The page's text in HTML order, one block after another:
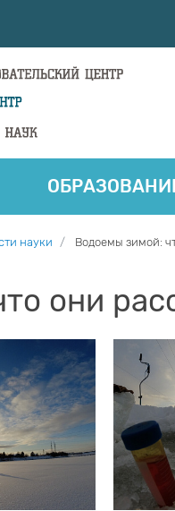
науки Водоемы зимой:
они